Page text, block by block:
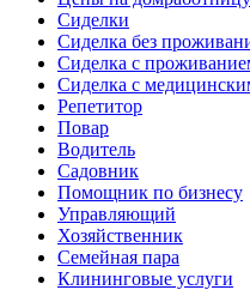
Сиделки
Сиделка без
Сиделка с
Сиделка с
Репетитор
Повар
Водитель
Садовник
Помощник по бизнесу
Управляющий
Хозяйственник
Семейная пара
Клининговые услуги